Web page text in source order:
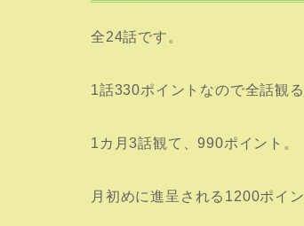
全24話です。
1話330ポイントなので全話観
1カ月3話観て、990ポイント。
月初めに進呈される1200ポイ